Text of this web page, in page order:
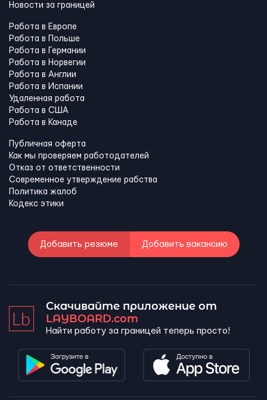
Новости за границей
Работа в Европе
Работа в Польше
Работа в Германии
Работа в Норвегии
Работа в Англии
Работа в Испании
Удаленная работа
Работа в США
Работа в Канадe
Публичная оферта
Как мы проверяем работодателей
Отказ от ответственности
Современное утверждение рабства
Политика жалоб
Кодекс этики
Добавить резюме Добавить вакансию
Скачивайте приложение от
LAYBOARD.com
Найти работу за границей теперь просто!